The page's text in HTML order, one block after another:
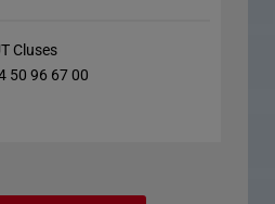
Cluses
50 96 67 00